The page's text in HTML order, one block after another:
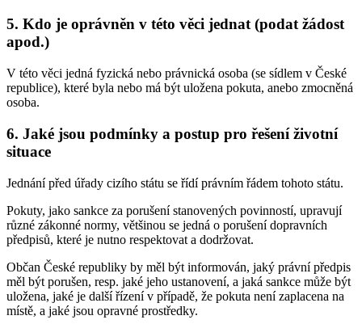
5. Kdo je oprávněn v této věci jednat (podat žádost
apod.)
V této věci jedná fyzická nebo právnická osoba (se sídlem v České
republice), které byla nebo má být uložena pokuta, anebo zmocněná
osoba.
6. Jaké jsou podmínky a postup pro řešení životní
situace
Jednání před úřady cizího státu se řídí právním řádem tohoto státu.
Pokuty, jako sankce za porušení stanovených povinností, upravují
různé zákonné normy, většinou se jedná o porušení dopravních
předpisů, které je nutno respektovat a dodržovat.
Občan České republiky by měl být informován, jaký právní předpis
měl být porušen, resp. jaké jeho ustanovení, a jaká sankce může být
uložena, jaké je další řízení v případě, že pokuta není zaplacena na
místě, a jaké jsou opravné prostředky.